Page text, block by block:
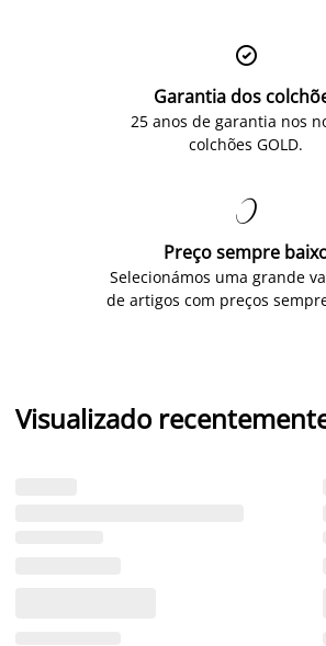

Garantia dos
25 anos de garantia nos
colchões GOLD.

Preço sempre
Selecionámos uma grande
de artigos com preços
Visualizado